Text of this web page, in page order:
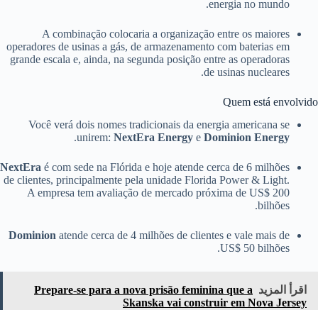
energia no mundo.
A combinação colocaria a organização entre os maiores
operadores de usinas a gás, de armazenamento com baterias em
grande escala e, ainda, na segunda posição entre as operadoras
de usinas nucleares.
Quem está envolvido
Você verá dois nomes tradicionais da energia americana se
unirem: NextEra Energy e Dominion Energy
.
NextEra é com sede na Flórida e hoje atende cerca de 6 milhões
de clientes, principalmente pela unidade Florida Power & Light.
A empresa tem avaliação de mercado próxima de US$ 200
bilhões.
Dominion atende cerca de 4 milhões de clientes e vale mais de
US$ 50 bilhões.
اقرأ المزيد Prepare-se para a nova prisão feminina que a
Skanska vai construir em Nova Jersey